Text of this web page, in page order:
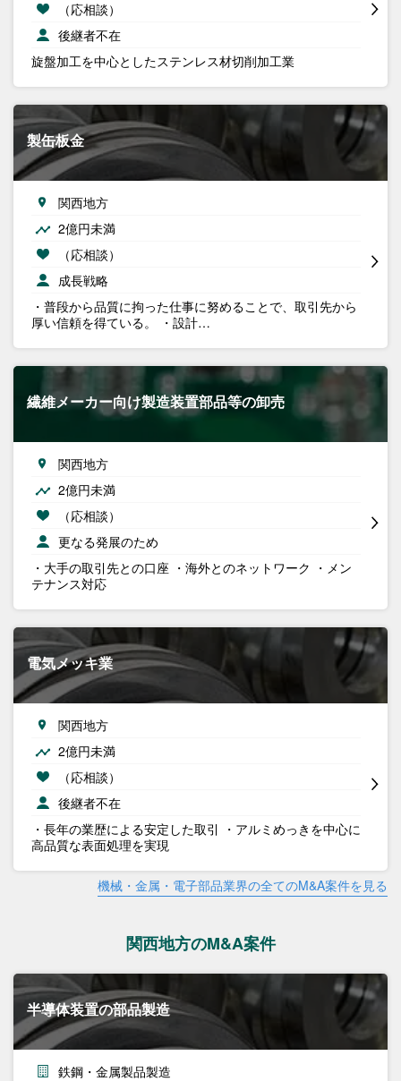
（応相談）
後継者不在
旋盤加工を中心としたステンレス材切削加工業
製缶板金
関西地方
2億円未満
（応相談）
成長戦略
・普段から品質に拘った仕事に努めることで、取引先から
厚い信頼を得ている。 ・設計…
繊維メーカー向け製造装置部品等の卸売
関西地方
2億円未満
（応相談）
更なる発展のため
・大手の取引先との口座 ・海外とのネットワーク ・メン
テナンス対応
電気メッキ業
関西地方
2億円未満
（応相談）
後継者不在
・長年の業歴による安定した取引 ・アルミめっきを中心に
高品質な表面処理を実現
機械・金属・電子部品業界の全てのM&A案件を見る
関西地方のM&A案件
半導体装置の部品製造
鉄鋼・金属製品製造